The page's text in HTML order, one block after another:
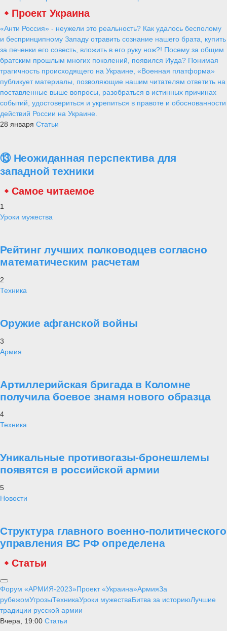
Проект Украина
«Анти Россия» - неужели это реальность? Как удалось бесполому
и беспринципному Западу отравить сознание нашего брата, купить
за печенки его совесть, вложить в его руку нож?! Посему за общим
братским прошлым многих поколений, появился Иуда? Понимая
трагичность происходящего на Украине, «Военная платформа»
публикует материалы, позволяющие нашим читателям ответить на
поставленные выше вопросы, разобраться в истинных причинах
событий, удостовериться и укрепиться в правоте и обоснованности
действий России на Украине.
28 января Статьи
⑬ Неожиданная перспектива для
западной техники
Самое читаемое
1
Уроки мужества
Рейтинг лучших полководцев согласно
математическим расчетам
2
Техника
Оружие афганской войны
3
Армия
Артиллерийская бригада в Коломне
получила боевое знамя нового образца
4
Техника
Уникальные противогазы-бронешлемы
появятся в российской армии
5
Новости
Структура главного военно-политического
управления ВС РФ определена
Статьи
Форум «АРМИЯ-2023»Проект «Украина»АрмияЗа
рубежомУгрозыТехникаУроки мужестваБитва за историюЛучшие
традиции русской армии
Вчера, 19:00 Статьи